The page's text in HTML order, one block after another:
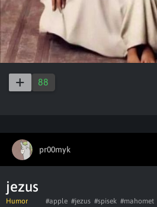
88
pr00myk
jezus
Humor #apple #jezus #spisek #mahomet